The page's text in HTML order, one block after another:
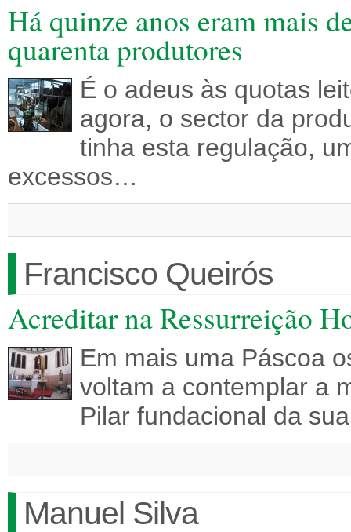
Há quinze anos eram mais
quarenta produtores
É o adeus às quotas
agora, o sector da
tinha esta regulação,
excessos…
Francisco Queirós
Acreditar na Ressurreição
Em mais uma Páscoa
voltam a contemplar a
Pilar fundacional da
Manuel Silva